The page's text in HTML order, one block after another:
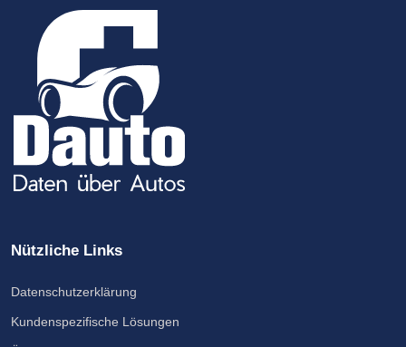
Nützliche Links
Datenschutzerklärung
Kundenspezifische Lösungen